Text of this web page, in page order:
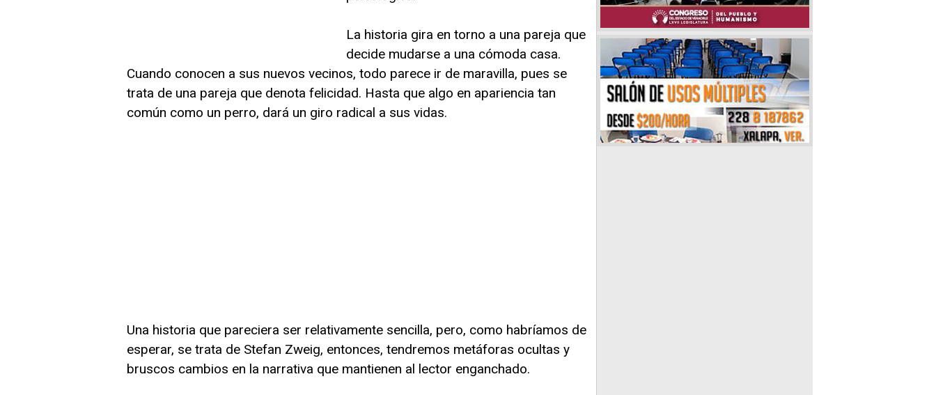
La historia gira en torno a una pareja que
decide mudarse a una cómoda casa.
Cuando conocen a sus nuevos vecinos, todo parece ir de maravilla, pues se
trata de una pareja que denota felicidad. Hasta que algo en apariencia tan
común como un perro, dará un giro radical a sus vidas.
Una historia que pareciera ser relativamente sencilla, pero, como habríamos de
esperar, se trata de Stefan Zweig, entonces, tendremos metáforas ocultas y
bruscos cambios en la narrativa que mantienen al lector enganchado.